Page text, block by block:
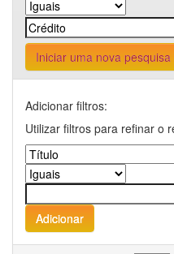
Iniciar uma nova pesquisa
Adicionar filtros:
Utilizar filtros para refinar o